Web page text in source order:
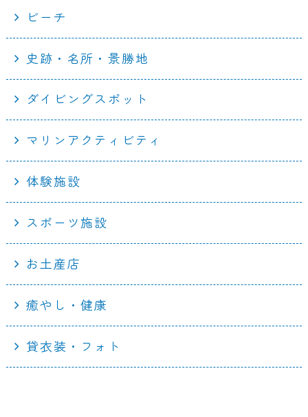
ビーチ
史跡・名所・景勝地
ダイビングスポット
マリンアクティビティ
体験施設
スポーツ施設
お土産店
癒やし・健康
貸衣装・フォト